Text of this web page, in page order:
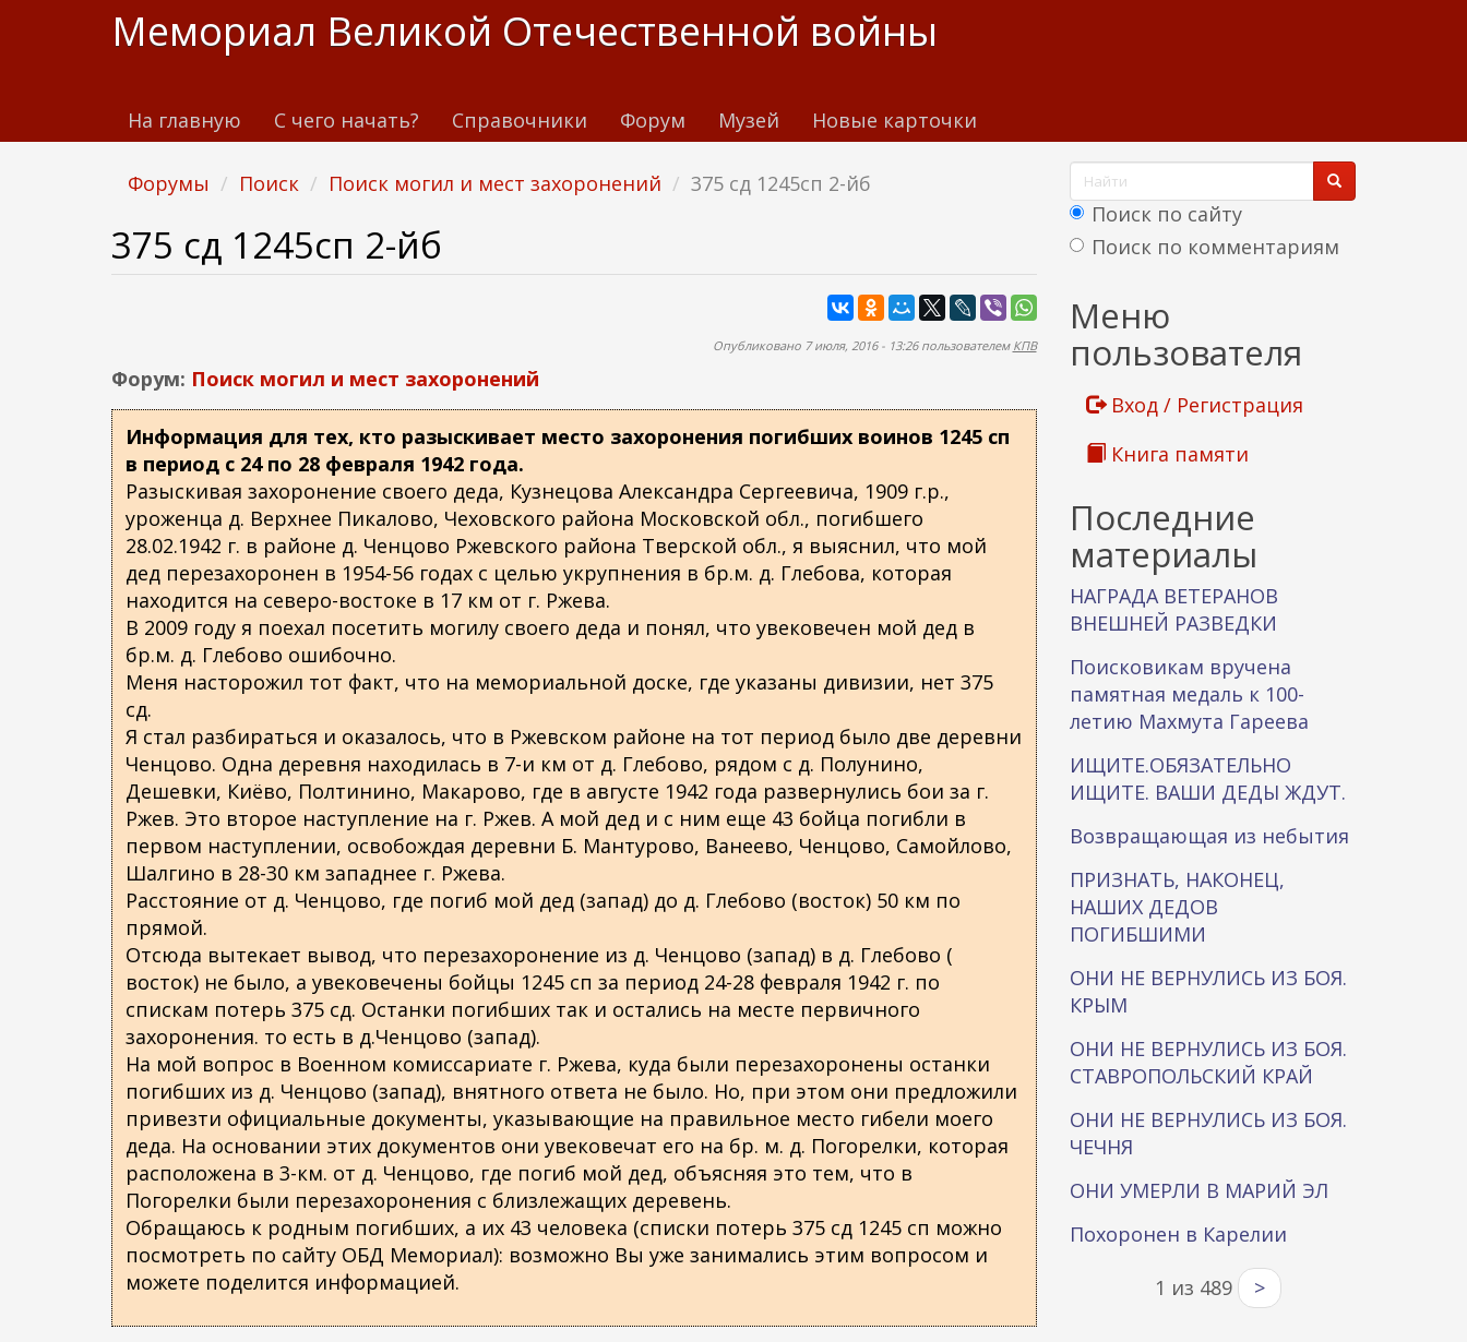
т
Мемориал Великой Отечественной войны
На главную С чего начать? Справочники Форум Музей Новые карточки
Форумы Поиск Поиск могил и мест захоронений 375 сд 1245сп 2-йб
375 сд 1245сп 2-йб
Опубликовано 7 июля, 2016 - 13:26 пользователем КПВ
Форум: Поиск могил и мест захоронений
Информация для тех, кто разыскивает место захоронения погибших воинов 1245 сп
в период с 24 по 28 февраля 1942 года.
Разыскивая захоронение своего деда, Кузнецова Александра Сергеевича, 1909 г.р.,
уроженца д. Верхнее Пикалово, Чеховского района Московской обл., погибшего
28.02.1942 г. в районе д. Ченцово Ржевского района Тверской обл., я выяснил, что мой
дед перезахоронен в 1954-56 годах с целью укрупнения в бр.м. д. Глебова, которая
находится на северо-востоке в 17 км от г. Ржева.
В 2009 году я поехал посетить могилу своего деда и понял, что увековечен мой дед в
бр.м. д. Глебово ошибочно.
Меня насторожил тот факт, что на мемориальной доске, где указаны дивизии, нет 375
сд.
Я стал разбираться и оказалось, что в Ржевском районе на тот период было две деревни
Ченцово. Одна деревня находилась в 7-и км от д. Глебово, рядом с д. Полунино,
Дешевки, Киёво, Полтинино, Макарово, где в августе 1942 года развернулись бои за г.
Ржев. Это второе наступление на г. Ржев. А мой дед и с ним еще 43 бойца погибли в
первом наступлении, освобождая деревни Б. Мантурово, Ванеево, Ченцово, Самойлово,
Шалгино в 28-30 км западнее г. Ржева.
Расстояние от д. Ченцово, где погиб мой дед (запад) до д. Глебово (восток) 50 км по
прямой.
Отсюда вытекает вывод, что перезахоронение из д. Ченцово (запад) в д. Глебово (
восток) не было, а увековечены бойцы 1245 сп за период 24-28 февраля 1942 г. по
спискам потерь 375 сд. Останки погибших так и остались на месте первичного
захоронения. то есть в д.Ченцово (запад).
На мой вопрос в Военном комиссариате г. Ржева, куда были перезахоронены останки
погибших из д. Ченцово (запад), внятного ответа не было. Но, при этом они предложили
привезти официальные документы, указывающие на правильное место гибели моего
деда. На основании этих документов они увековечат его на бр. м. д. Погорелки, которая
расположена в 3-км. от д. Ченцово, где погиб мой дед, объясняя это тем, что в
Погорелки были перезахоронения с близлежащих деревень.
Обращаюсь к родным погибших, а их 43 человека (списки потерь 375 сд 1245 сп можно
посмотреть по сайту ОБД Мемориал): возможно Вы уже занимались этим вопросом и
можете поделится информацией.
Ф
о
р
а
п
о
и
к
а
Поиск по сайту
Поиск по комментариям
Меню
пользователя
Вход / Регистрация
Книга памяти
Последние
материалы
НАГРАДА ВЕТЕРАНОВ
ВНЕШНЕЙ РАЗВЕДКИ
Поисковикам вручена
памятная медаль к 100-
летию Махмута Гареева
ИЩИТЕ.ОБЯЗАТЕЛЬНО
ИЩИТЕ. ВАШИ ДЕДЫ ЖДУТ.
Возвращающая из небытия
ПРИЗНАТЬ, НАКОНЕЦ,
НАШИХ ДЕДОВ
ПОГИБШИМИ
ОНИ НЕ ВЕРНУЛИСЬ ИЗ БОЯ.
КРЫМ
ОНИ НЕ ВЕРНУЛИСЬ ИЗ БОЯ.
СТАВРОПОЛЬСКИЙ КРАЙ
ОНИ НЕ ВЕРНУЛИСЬ ИЗ БОЯ.
ЧЕЧНЯ
ОНИ УМЕРЛИ В МАРИЙ ЭЛ
Похоронен в Карелии
1 из 489 >